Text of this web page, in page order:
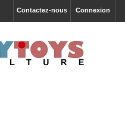
Connexion
Contactez-nous